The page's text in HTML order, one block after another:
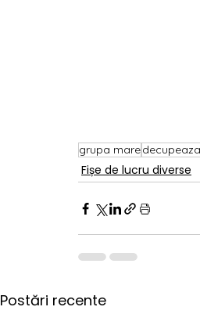
grupa mare
Fișe de lucru diverse
Postări recente